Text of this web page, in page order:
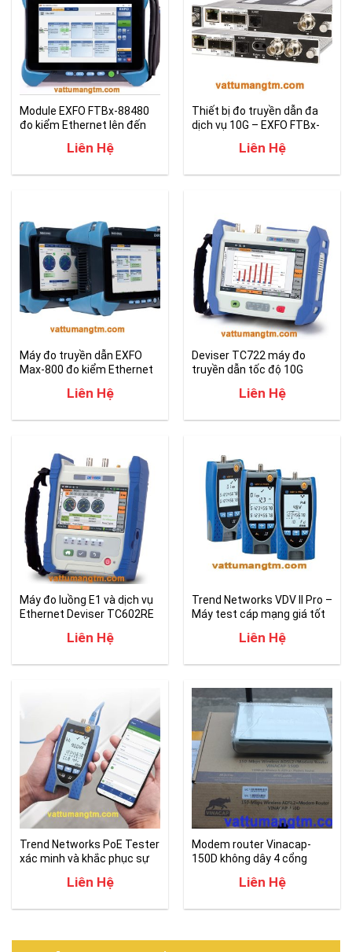
Module EXFO FTBx-88480
đo kiểm Ethernet lên đến
Liên Hệ
Thiết bị đo truyền dẫn đa
dịch vụ 10G – EXFO FTBx-
Liên Hệ
Máy đo truyền dẫn EXFO
Max-800 đo kiểm Ethernet
Liên Hệ
Deviser TC722 máy đo
truyền dẫn tốc độ 10G
Liên Hệ
Máy đo luồng E1 và dịch vụ
Ethernet Deviser TC602RE
Liên Hệ
Trend Networks VDV II Pro –
Máy test cáp mạng giá tốt
Liên Hệ
Trend Networks PoE Tester
xác minh và khắc phục sự
Liên Hệ
Modem router Vinacap-
150D không dây 4 cổng
Liên Hệ